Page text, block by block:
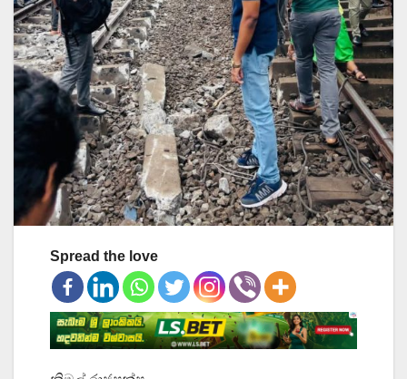
Spread the love